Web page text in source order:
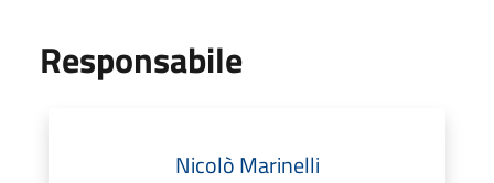
Responsabile
Nicolò Marinelli